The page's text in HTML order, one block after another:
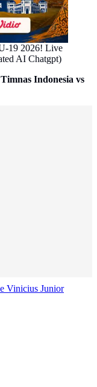
19 2026! Live
AI Chatgpt)
Indonesia vs
Vinicius Junior